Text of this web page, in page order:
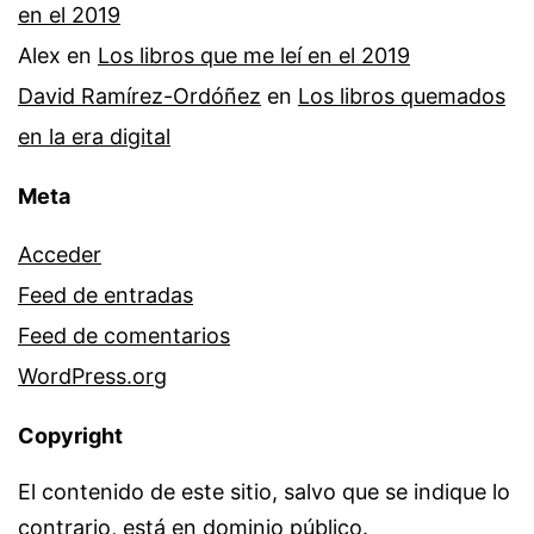
en el 2019
Alex en Los libros que me leí en el 2019
David Ramírez-Ordóñez en Los libros quemados
en la era digital
Meta
Acceder
Feed de entradas
Feed de comentarios
WordPress.org
Copyright
El contenido de este sitio, salvo que se indique lo
contrario, está en dominio público.